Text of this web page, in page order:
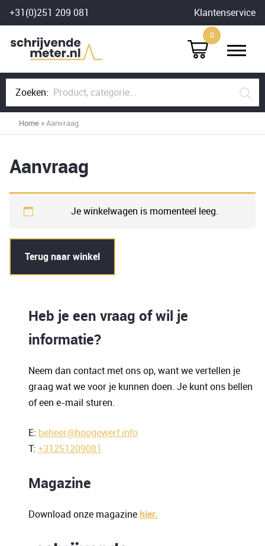
Skip
to
content
+31(0)251 209 081 Klantenservice
0
Zoeken:
Home »Aanvraag
Aanvraag
Je winkelwagen is momenteel leeg.
Terug naar winkel
Heb je een vraag of wil je
informatie?
Neem dan contact met ons op, want we vertellen je
graag wat we voor je kunnen doen. Je kunt ons bellen
of een e-mail sturen.
E: beheer@hoogewerf.info
T: +31251209081
Magazine
Download onze magazinehier.